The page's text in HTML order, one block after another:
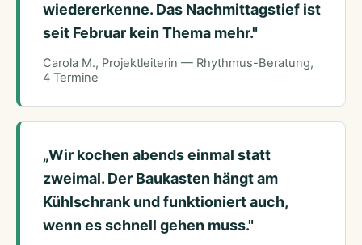
wiedererkenne. Das Nachmittagstief ist
seit Februar kein Thema mehr."
Carola M., Projektleiterin — Rhythmus-Beratung,
4 Termine
„Wir kochen abends einmal statt
zweimal. Der Baukasten hängt am
Kühlschrank und funktioniert auch,
wenn es schnell gehen muss."